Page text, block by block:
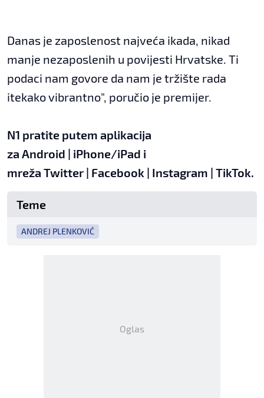
Danas je zaposlenost najveća ikada, nikad
manje nezaposlenih u povijesti Hrvatske. Ti
podaci nam govore da nam je tržište rada
itekako vibrantno", poručio je premijer.
N1 pratite putem aplikacija
za Android | iPhone/iPad i
mreža Twitter | Facebook | Instagram | TikTok.
Teme
ANDREJ PLENKOVIĆ
Oglas